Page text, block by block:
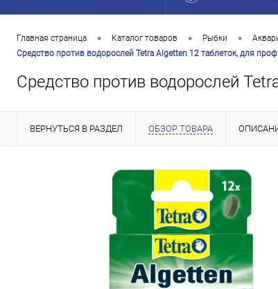
Главная страница • Каталог товаров • Рыбки •
Средство против водорослей Tetra Algetten 12 таблеток, для
Средство против водорослей
ВЕРНУТЬСЯ В РАЗДЕЛ ОБЗОР ТОВАРА